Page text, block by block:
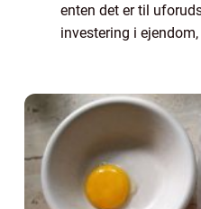
enten det er til
investering i